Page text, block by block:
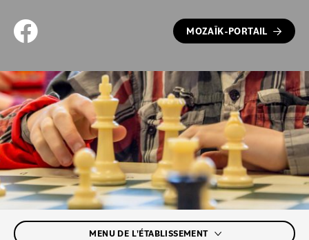
MOZAÏK-PORTAIL
MENU DE L'ÉTABLISSEMENT